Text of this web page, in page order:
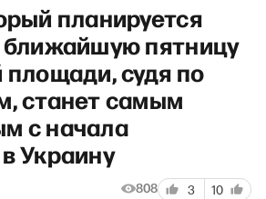
планируется
ближайшую пятницу
судя по
станет самым
с начала
Украину
808 3 10